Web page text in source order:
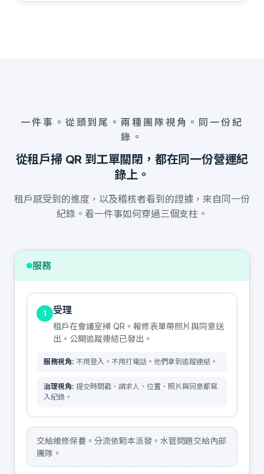
一件事。從頭到尾。兩種團隊視角。同一份紀
錄。
從租戶掃 QR 到工單關閉，都在同一份營運紀
錄上。
租戶感受到的進度，以及稽核者看到的證據，來自同一份
紀錄。看一件事如何穿過三個支柱。
服務
1 受理
租戶在會議室掃 QR。報修表單帶照片與同意送
出。公開追蹤連結已發出。
服務視角: 不用登入。不用打電話。他們拿到追蹤連結。
治理視角: 提交時間戳、請求人、位置、照片與同意都寫
入紀錄。
交給維修保養。分流依範本派發。水管問題交給內部
團隊。